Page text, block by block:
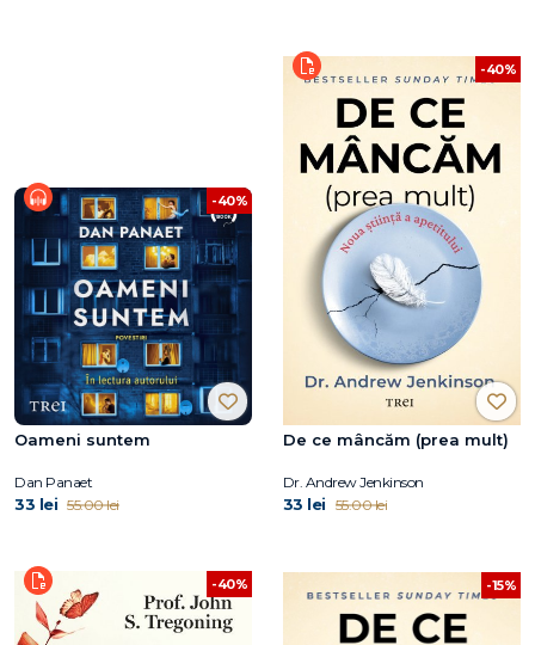
-40%
Oameni suntem
Dan Panaet
33 lei 55.00 lei
-40%
De ce mâncăm (prea mult)
Dr. Andrew Jenkinson
33 lei 55.00 lei
-40% -15%